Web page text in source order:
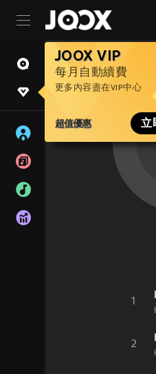
JOOX VIP
每月自動續費
更多內容盡在VIP中心
超值優惠 立
1
2